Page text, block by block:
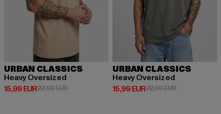
URBAN CLASSICS
Heavy Oversized
15,99 EUR
Derzeitiger Preis: 15,99 EUR
22,99 EURAktionspreis: 22,99 EUR
URBAN CLASSICS
Heavy Oversized
15,99 EUR
Derzeitiger Preis: 15,99 EUR
22,99 EURAktionspreis: